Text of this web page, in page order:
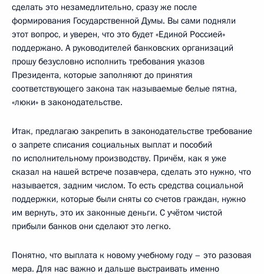
сделать это незамедлительно, сразу же после
формирования Государственной Думы. Вы сами подняли
этот вопрос, и уверен, что это будет «Единой Россией»
поддержано. А руководителей банковских организаций
прошу безусловно исполнить требования указов
Президента, которые заполняют до принятия
соответствующего закона так называемые белые пятна,
«люки» в законодательстве.
Итак, предлагаю закрепить в законодательстве требование
о запрете списания социальных выплат и пособий
по исполнительному производству. Причём, как я уже
сказал на нашей встрече позавчера, сделать это нужно, что
называется, задним числом. То есть средства социальной
поддержки, которые были сняты со счетов граждан, нужно
им вернуть, это их законные деньги. С учётом чистой
прибыли банков они сделают это легко.
Понятно, что выплата к новому учебному году – это разовая
мера. Для нас важно и дальше выстраивать именно